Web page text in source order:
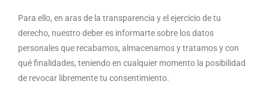
Para ello, en aras de la transparencia y el ejercicio de tu
derecho, nuestro deber es informarte sobre los datos
personales que recabamos, almacenamos y tratamos y con
qué finalidades, teniendo en cualquier momento la posibilidad
de revocar libremente tu consentimiento.